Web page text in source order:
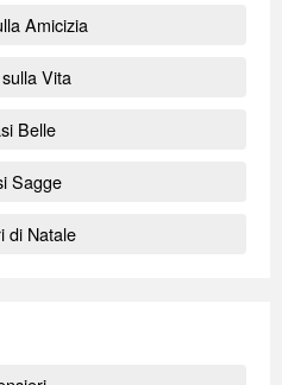
Amicizia
Vita
Belle
Sagge
di Natale